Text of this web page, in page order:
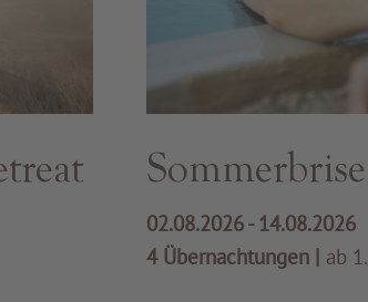
Sommerbrise
02.08.2026 - 14.08.2026
4 Übernachtungen | ab